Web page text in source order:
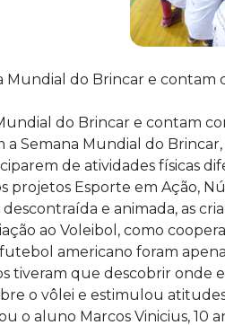
do Brincar e contam
Semana Mundial do
de atividades físicas
Esporte em Ação,
e animada, as
ao Voleibol, como
americano foram
tiveram que descobrir onde
o vôlei e estimulou
o aluno Marcos Vinicius, 10